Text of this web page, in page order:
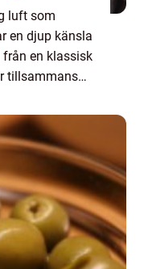
luft som
en djup känsla
en klassisk
tillsammans
men ...